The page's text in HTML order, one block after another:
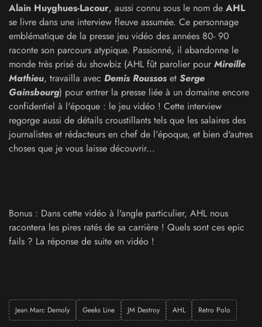
Alain Huyghues-Lacour, aussi connu sous le nom de AHL
se livre dans une interview fleuve assumée. Ce personnage
emblématique de la presse jeu vidéo des années 80- 90
raconte son parcours atypique. Passionné, il abandonne le
monde très prisé du showbiz (AHL fût parolier pour Mireille
Mathieu, travailla avec Demis Roussos et Serge
Gainsbourg) pour entrer la presse liée à un domaine encore
confidentiel à l'époque : le jeu vidéo ! Cette interview
regorge aussi de détails croustillants tels que les salaires des
journalistes et rédacteurs en chef de l'époque, et bien d'autres
choses que je vous laisse découvrir...
Bonus : Dans cette vidéo à l'angle particulier, AHL nous
racontera les pires ratés de sa carrière ! Quels sont ces epic
fails ? La réponse de suite en vidéo !
Jean Marc Demoly Geeks Line JM Destroy AHL Retro Polo